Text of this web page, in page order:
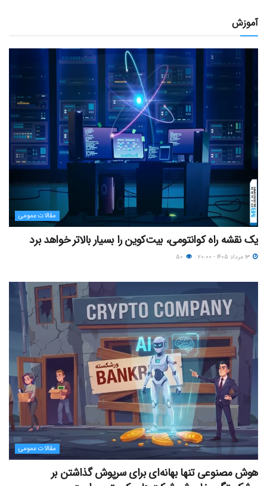
آموزش
مقالات عمومی
یک نقشه راه کوانتومی، بیت‌کوین را بسیار بالاتر خواهد برد
مقالات عمومی
هوش مصنوعی تنها بهانه‌ای برای سرپوش گذاشتن بر